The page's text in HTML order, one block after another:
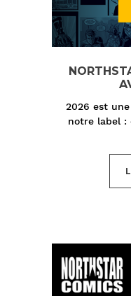
2026 est
notre label :